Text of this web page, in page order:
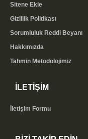
Sitene Ekle
Gizlilik Politikası
Sorumluluk Reddi Beyanı
Hakkımızda
Tahmin Metodolojimiz
İLETİŞİM
İletişim Formu